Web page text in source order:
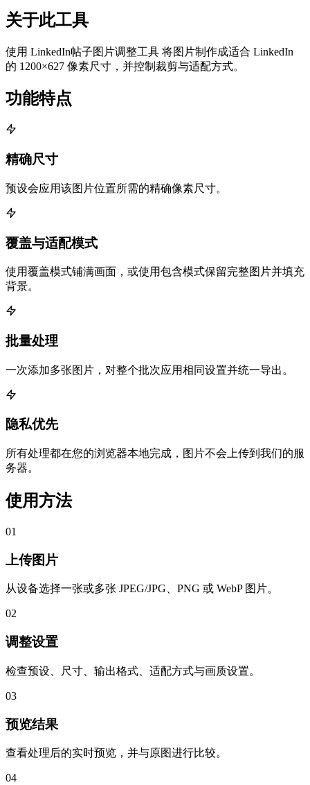
关于此工具
使用 LinkedIn帖子图片调整工具 将图片制作成适合 LinkedIn
的 1200×627 像素尺寸，并控制裁剪与适配方式。
功能特点
精确尺寸
预设会应用该图片位置所需的精确像素尺寸。
覆盖与适配模式
使用覆盖模式铺满画面，或使用包含模式保留完整图片并填充
背景。
批量处理
一次添加多张图片，对整个批次应用相同设置并统一导出。
隐私优先
所有处理都在您的浏览器本地完成，图片不会上传到我们的服
务器。
使用方法
01
上传图片
从设备选择一张或多张 JPEG/JPG、PNG 或 WebP 图片。
02
调整设置
检查预设、尺寸、输出格式、适配方式与画质设置。
03
预览结果
查看处理后的实时预览，并与原图进行比较。
04